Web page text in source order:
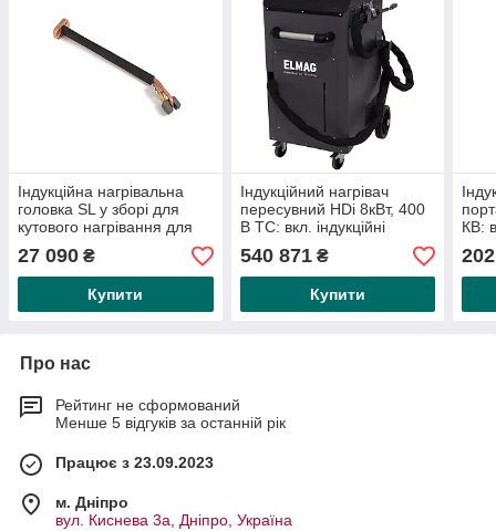
Індукційна нагрівальна
головка SL у зборі для
кутового нагрівання для
HEAT CHAMP 3.5/5kW/iT
3.5K230 KB/iT
27 090 ₴
Купити
Індукційний нагрівач
пересувний HDi 8кВт, 400
В TC: вкл. індукційні
шланги довжиною 4,25 м
540 871₴
Купити
КВ:
Про нас
Рейтинг не сформований
Менше 5 відгуків за останній рік
Працює з 23.09.2023
м. Дніпро
вул. Киснева 3а, Дніпро, Україна